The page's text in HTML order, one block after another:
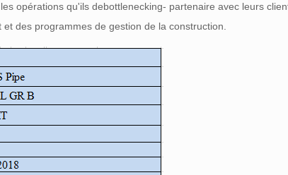
opérations qu'ils debottlenecking- partenaire avec leurs
des programmes de gestion de la construction.